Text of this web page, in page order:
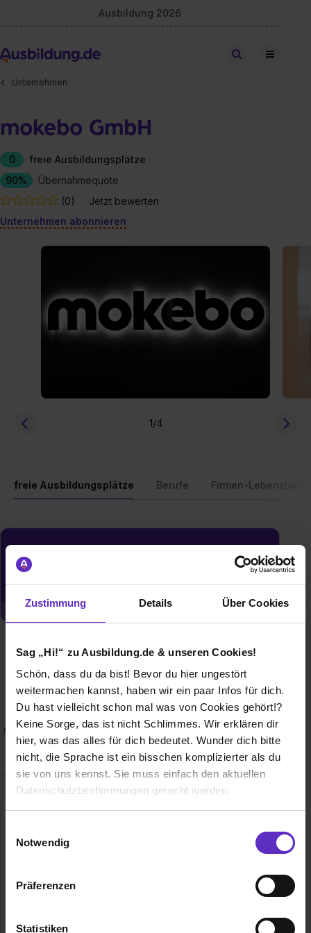
Zustimmung Details Über Cookies
Sag „Hi!“ zu Ausbildung.de & unseren Cookies!
Schön, dass du da bist! Bevor du hier ungestört
weitermachen kannst, haben wir ein paar Infos für dich.
Du hast vielleicht schon mal was von Cookies gehört!?
Keine Sorge, das ist nicht Schlimmes. Wir erklären dir
hier, was das alles für dich bedeutet. Wunder dich bitte
nicht, die Sprache ist ein bisschen komplizierter als du
sie von uns kennst. Sie muss einfach den aktuellen
Datenschutzbestimmungen gerecht werden.
Benutzung der Webseite getroffenen Einstellungen zu
Webseite zu analysieren („Statistiken“), um
Notwendig
Präferenzen
Statistiken
Ausbildung 2026
Stellen finden
Unternehmen
mokebo GmbH
0
freie Ausbildungsplätze
90%
Übernahmequote
(0)
Jetzt bewerten
Unternehmen abonnieren
1/4
freie Ausbildungsplätze Berufe Firmen-Lebenslauf
zugeschickt bekommen?
Jetzt aktivieren
Wusstest du schon, dass...
...all unsere Werkstudierenden bei uns festangestellt
wurden? ...unser Büro mitten in der Kölner City und somit
super angebunden ist? ...du bei uns in wirklich alle Bereiche
reinschnuppern und dich ausprobieren kannst?
Flandrische Straße 2